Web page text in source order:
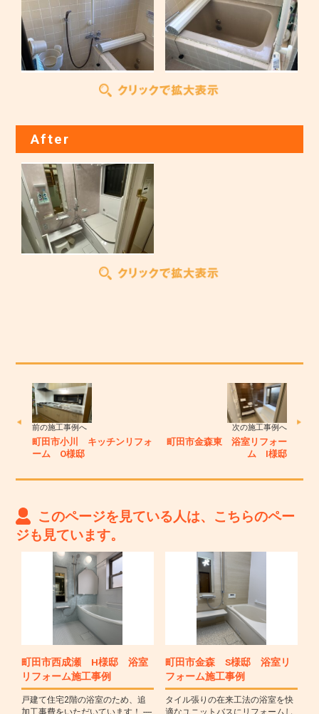
After
前の施工事例へ
町田市小川 キッチンリフォ
ーム O様邸
次の施工事例へ
町田市金森東 浴室リフォー
ム I様邸
このページを見ている人は、こちらのペー
ジも見ています。
町田市西成瀬 H様邸 浴室
リフォーム施工事例
戸建て住宅2階の浴室のため、追
町田市金森 S様邸 浴室リ
フォーム施工事例
タイル張りの在来工法の浴室を快